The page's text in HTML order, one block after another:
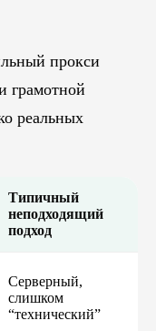
прокси
грамотной
реальных
Типичный
неподходящий
подход
Серверный,
слишком
“технический”